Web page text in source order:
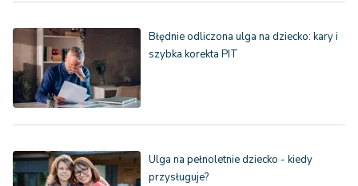
Błędnie odliczona ulga na dziecko: kary i
szybka korekta PIT
Ulga na pełnoletnie dziecko - kiedy
przysługuje?